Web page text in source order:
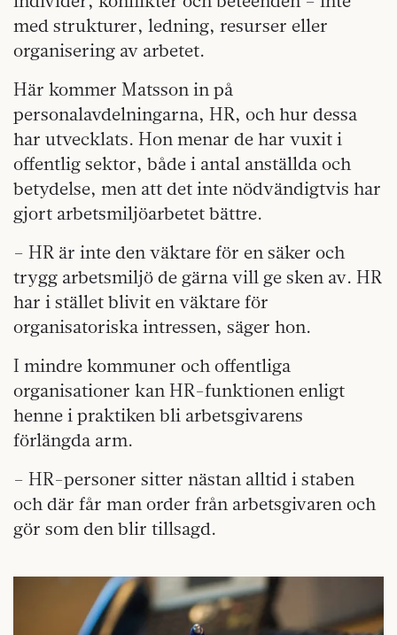
med strukturer, ledning, resurser eller
organisering av arbetet.
Här kommer Matsson in på
personalavdelningarna, HR, och hur dessa
har utvecklats. Hon menar de har vuxit i
offentlig sektor, både i antal anställda och
betydelse, men att det inte nödvändigtvis har
gjort arbetsmiljöarbetet bättre.
– HR är inte den väktare för en säker och
trygg arbetsmiljö de gärna vill ge sken av. HR
har i stället blivit en väktare för
organisatoriska intressen, säger hon.
I mindre kommuner och offentliga
organisationer kan HR-funktionen enligt
henne i praktiken bli arbetsgivarens
förlängda arm.
– HR-personer sitter nästan alltid i staben
och där får man order från arbetsgivaren och
gör som den blir tillsagd.